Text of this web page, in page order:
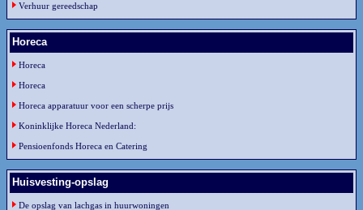
Verhuur gereedschap
Horeca
Horeca
Horeca
Horeca apparatuur voor een scherpe prijs
Koninklijke Horeca Nederland:
Pensioenfonds Horeca en Catering
Huisvesting-opslag
De opslag van lachgas in huurwoningen